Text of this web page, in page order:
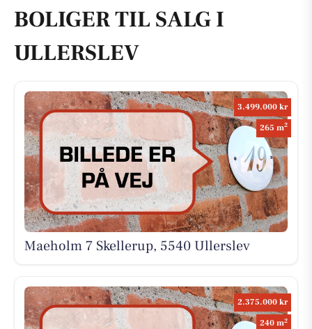
BOLIGER TIL SALG I
ULLERSLEV
3.499.000 kr
265 m2
Maeholm 7 Skellerup, 5540 Ullerslev
2.375.000 kr
240 m2